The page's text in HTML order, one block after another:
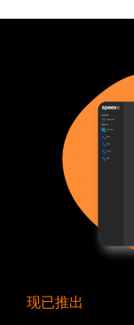
现已推出